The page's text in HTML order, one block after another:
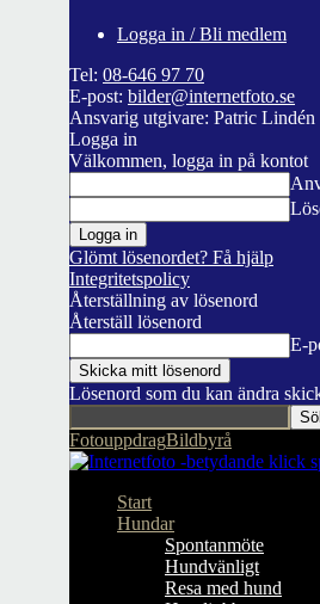
Logga in / Bli medlem
Tel: 08-646 97 70
E-post: bilder@internetfoto.se
Ansvarig utgivare: Patric Lindén
Logga in
Välkommen, logga in på kontot
Glömt lösenordet? Få hjälp
Integritetspolicy
Återställning av lösenord
Återställ lösenord
E-
Lösenord som du kan ändra
FotouppdragBildbyrå
Start
Hundar
Spontanmöte
Hundvänligt
Resa med hund